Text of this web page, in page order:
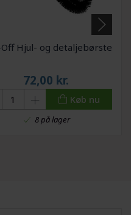
Hjul- og detaljebørste
72,00 kr.
Køb nu
8 på lager